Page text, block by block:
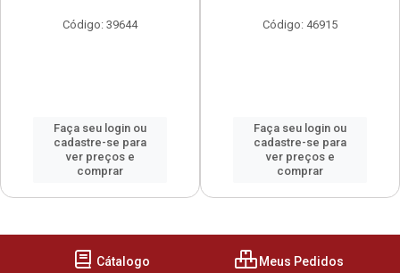
Código: 39644
Faça seu login ou
cadastre-se para
ver preços e
comprar
Código: 46915
Faça seu login ou
cadastre-se para
ver preços e
comprar
Cátalogo Meus Pedidos